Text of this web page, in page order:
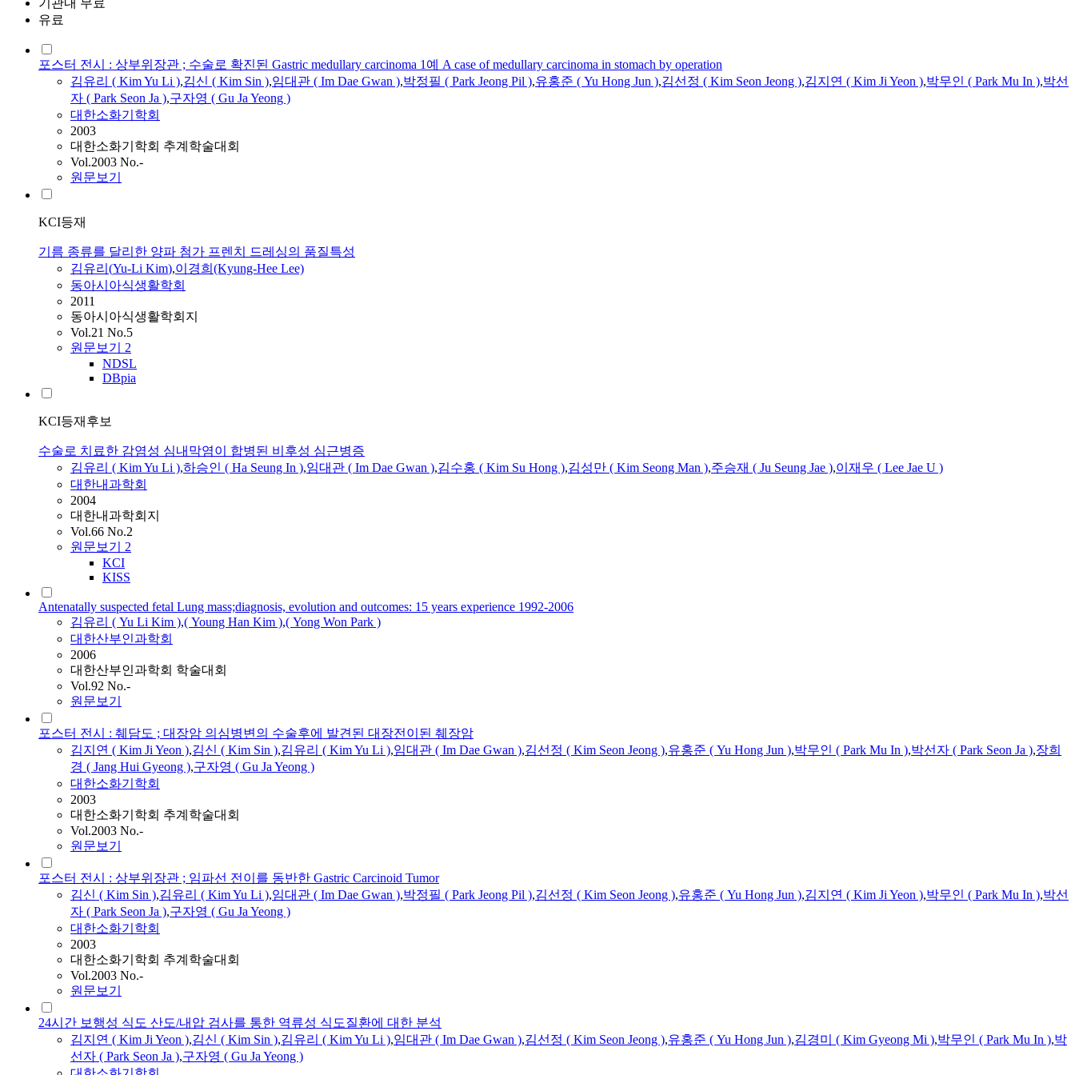
기관내 무료
유료
포스터 전시 : 상부위장관 ; 수술로 확진된 Gastric medullary carcinoma 1예 A case of medullary carcinoma in stomach by operation
김유리 ( KimYu Li ),김신 ( Kim Sin ),임대관 ( Im Dae Gwan ),박정필 ( Park Jeong Pil ),유홍준 ( Yu Hong Jun ),김선정 ( Kim Seon Jeong ),김지연 ( Kim Ji Yeon ),박무인 ( Park Mu In ),박선
자 ( Park Seon Ja ),구자영 ( Gu Ja Yeong )
대한소화기학회
2003
대한소화기학회 추계학술대회
Vol.2003 No.-
원문보기
KCI등재
기름 종류를 달리한 양파 첨가 프렌치 드레싱의 품질특성
김유리 (Yu-Li Kim),이경희(Kyung-Hee Lee)
동아시아식생활학회
2011
동아시아식생활학회지
Vol.21 No.5
원문보기 2
NDSL
DBpia
KCI등재후보
수술로 치료한 감염성 심내막염이 합병된 비후성 심근병증
김유리 ( KimYu Li ),하승인 ( Ha Seung In ),임대관 ( Im Dae Gwan ),김수홍 ( Kim Su Hong ),김성만 ( Kim Seong Man ),주승재 ( Ju Seung Jae ),이재우 ( Lee Jae U )
대한내과학회
2004
대한내과학회지
Vol.66 No.2
원문보기 2
KCI
KISS
Antenatally suspected fetal Lung mass;diagnosis, evolution and outcomes: 15 years experience 1992-2006
김유리 ( Yu Li Kim ),( Young Han Kim ),( Yong Won Park )
대한산부인과학회
2006
대한산부인과학회 학술대회
Vol.92 No.-
원문보기
포스터 전시 : 췌담도 ; 대장암 의심병변의 수술후에 발견된 대장전이된 췌장암
김지연 ( Kim Ji Yeon ),김신 ( Kim Sin ),김유리 ( KimYu Li ),임대관 ( Im Dae Gwan ),김선정 ( Kim Seon Jeong ),유홍준 ( Yu Hong Jun ),박무인 ( Park Mu In ),박선자 ( Park Seon Ja ),장희
경 ( Jang Hui Gyeong ),구자영 ( Gu Ja Yeong )
대한소화기학회
2003
대한소화기학회 추계학술대회
Vol.2003 No.-
원문보기
포스터 전시 : 상부위장관 ; 임파선 전이를 동반한 Gastric Carcinoid Tumor
김신 ( Kim Sin ),김유리 ( KimYu Li ),임대관 ( Im Dae Gwan ),박정필 ( Park Jeong Pil ),김선정 ( Kim Seon Jeong ),유홍준 ( Yu Hong Jun ),김지연 ( Kim Ji Yeon ),박무인 ( Park Mu In ),박선
자 ( Park Seon Ja ),구자영 ( Gu Ja Yeong )
대한소화기학회
2003
대한소화기학회 추계학술대회
Vol.2003 No.-
원문보기
24시간 보행성 식도 산도/내압 검사를 통한 역류성 식도질환에 대한 분석
김지연 ( Kim Ji Yeon ),김신 ( Kim Sin ),김유리 ( KimYu Li ),임대관 ( Im Dae Gwan ),김선정 ( Kim Seon Jeong ),유홍준 ( Yu Hong Jun ),김경미 ( Kim Gyeong Mi ),박무인 ( Park Mu In ),박
선자 ( Park Seon Ja ),구자영 ( Gu Ja Yeong )